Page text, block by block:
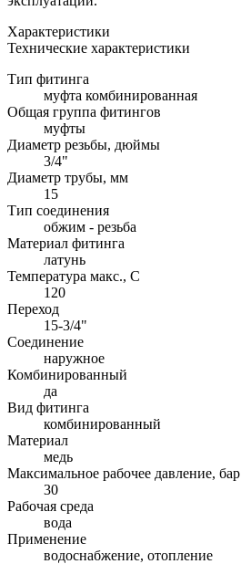
Характеристики
Технические характеристики
Тип фитинга
муфта комбинированная
Общая группа фитингов
муфты
Диаметр резьбы, дюймы
3/4"
Диаметр трубы, мм
15
Тип соединения
обжим - резьба
Материал фитинга
латунь
Температура макс., С
120
Переход
15-3/4"
Соединение
наружное
Комбинированный
да
Вид фитинга
комбинированный
Материал
медь
Максимальное рабочее давление, бар
30
Рабочая среда
вода
Применение
водоснабжение, отопление